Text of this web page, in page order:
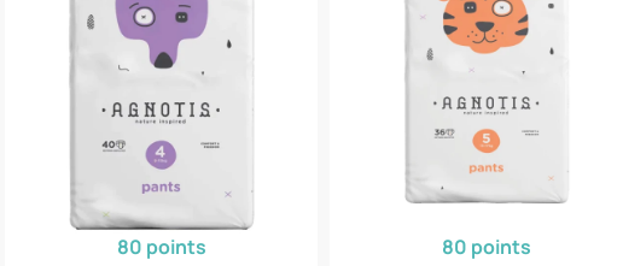
80 points 80 points